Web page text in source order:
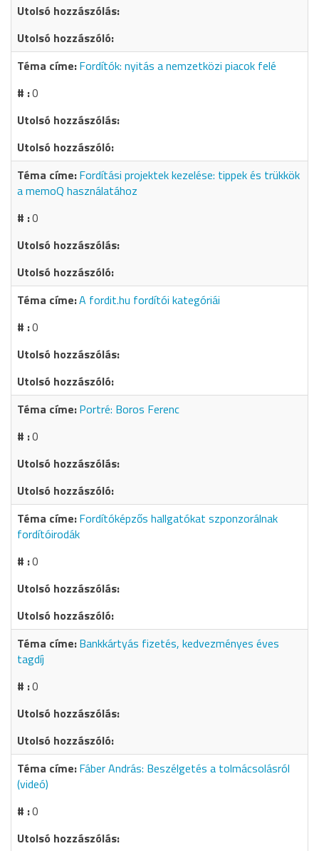
Fordítók: nyitás a nemzetközi piacok felé
0
Fordítási projektek kezelése: tippek és trükkök
a memoQ használatához
0
A fordit.hu fordítói kategóriái
0
Portré: Boros Ferenc
0
Fordítóképzős hallgatókat szponzorálnak
fordítóirodák
0
Bankkártyás fizetés, kedvezményes éves
tagdíj
0
Fáber András: Beszélgetés a tolmácsolásról
(videó)
0